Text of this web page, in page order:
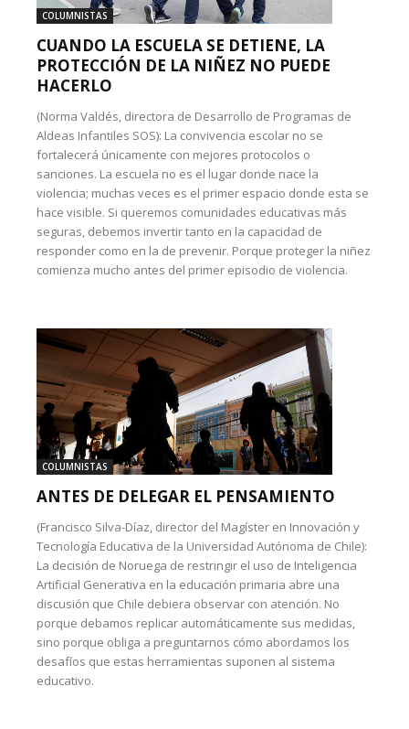
COLUMNISTAS
CUANDO LA ESCUELA SE DETIENE, LA
PROTECCIÓN DE LA NIÑEZ NO PUEDE
HACERLO
(Norma Valdés, directora de Desarrollo de Programas de
Aldeas Infantiles SOS): La convivencia escolar no se
fortalecerá únicamente con mejores protocolos o
sanciones. La escuela no es el lugar donde nace la
violencia; muchas veces es el primer espacio donde esta se
hace visible. Si queremos comunidades educativas más
seguras, debemos invertir tanto en la capacidad de
responder como en la de prevenir. Porque proteger la niñez
comienza mucho antes del primer episodio de violencia.
COLUMNISTAS
ANTES DE DELEGAR EL PENSAMIENTO
(Francisco Silva-Díaz, director del Magíster en Innovación y
Tecnología Educativa de la Universidad Autónoma de Chile):
La decisión de Noruega de restringir el uso de Inteligencia
Artificial Generativa en la educación primaria abre una
discusión que Chile debiera observar con atención. No
porque debamos replicar automáticamente sus medidas,
sino porque obliga a preguntarnos cómo abordamos los
desafíos que estas herramientas suponen al sistema
educativo.